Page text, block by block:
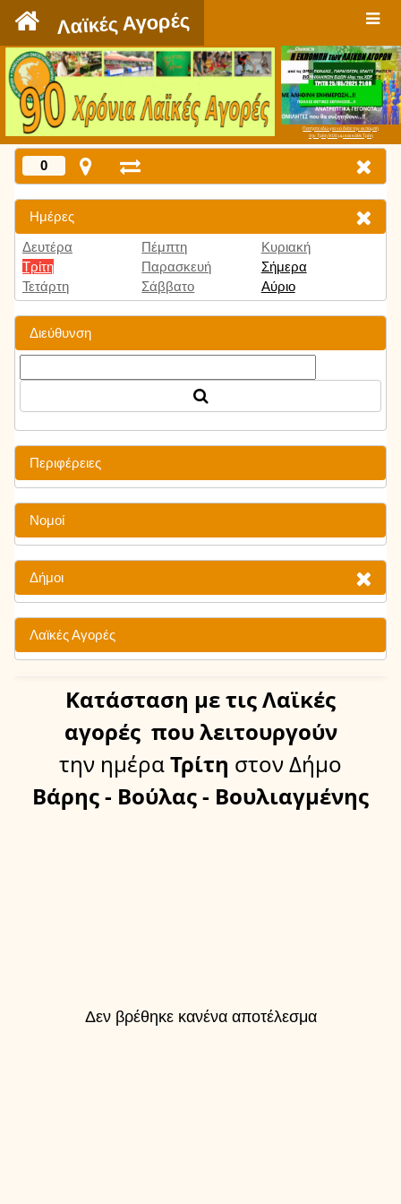
Λαϊκές Αγορές
Πατήστε εδώ για να δείτε την εκπομπή
την Τρίτη 9:00 μμ και κάθε Τρίτη
0
Ημέρες
Δευτέρα
Τρίτη
Τετάρτη
Πέμπτη
Παρασκευή
Σάββατο
Κυριακή
Σήμερα
Αύριο
Διεύθυνση
Περιφέρειες
Νομοί
Δήμοι
Λαϊκές Αγορές
Κατάσταση με τις Λαϊκές
αγορές που λειτουργούν
την ημέραΤρίτη στον Δήμο
Βάρης - Βούλας - Βουλιαγμένης
Δεν βρέθηκε κανένα αποτέλεσμα